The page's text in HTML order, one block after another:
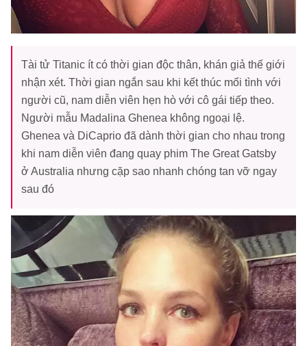
Tài tử Titanic ít có thời gian độc thân, khán giả thế giới
nhận xét. Thời gian ngắn sau khi kết thúc mối tình với
người cũ, nam diễn viên hẹn hò với cô gái tiếp theo.
Người mẫu Madalina Ghenea không ngoại lệ.
Ghenea và DiCaprio đã dành thời gian cho nhau trong
khi nam diễn viên đang quay phim The Great Gatsby
ở Australia nhưng cặp sao nhanh chóng tan vỡ ngay
sau đó